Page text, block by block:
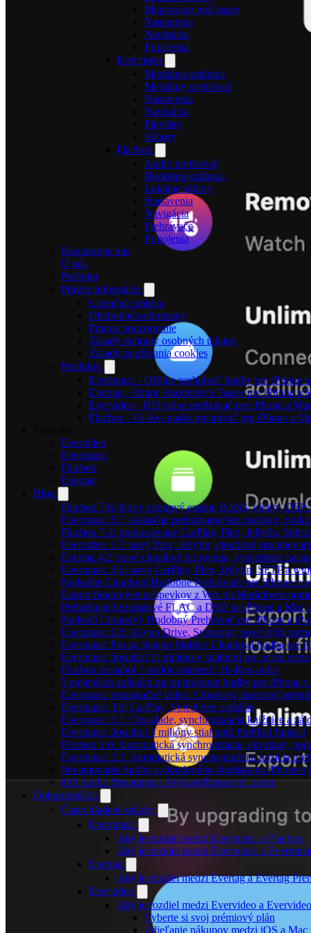
Mapovanie polí tagov
Nastavenia
Navigácia
Pripojenia
Evervideo
Mediálna knižnica
Mediálny prehrávač
Nastavenia
Navigácia
Playlisty
Súbory
Flacbox
Audio prehrávač
Hudobná knižnica
Lokálne súbory
Nastavenia
Navigácia
Prehrávače
Pripojenia
Kontaktujte nás
O nás
Podpora
Právne informácie
Licenčná zmluva
Obchodné podmienky
Právne upozornenie
Zásady ochrany osobných údajov
Zásady používania cookies
Produkty
Evermusic - Offline prehrávač hudby pre iPhone
Evertag - Editor Hudobných Tagov pre iPhone a
Evervideo - HD video prehrávač pre iPhone a
Flacbox - Hi-Res audio prehrávač pre iPhone a
Evervideo
Evermusic
Flacbox
Evertag
Blog
Flacbox 7.6: Nový zvukový engine BASS, efekty, DSP
Evermusic 8.7: skutočné prehrávanie bez medzier,
Flacbox 7.4: prepracované CarPlay, Plex, Jellyfin,
Evervideo 1.7: nový Plex, Jellyfin, cloudové
Evertag 4.2: nové cloudové pripojenia, vysvetlenie
Evermusic 8.6: nový CarPlay, Plex, Jellyfin, SFTP a
Najlepšie Cloudové Hudobné Prehrávače pre iPhone v
Export blogových príspevkov z Wix do Markdown
Prehrávajte bezstratové FLAC a DSD na iPhone a Mac
Najlepší Cloudový Hudobný Prehrávač pre iPhone a
Evermusic 6.8: Aliyun Drive, Synology, nové štýly
Evermusic Pro na Setapp Mobile: Cloudová hudba pre
Evermusic dosiahol 11 miliónov stiahnutí po celom svete
Flacbox dosiahol 1 milión stiahnutí: Hi-Res audio
5 najlepších aplikácií na prehrávanie hudby pre iPhone
Evermusic propagačné video: Cloudový hudobný
Evermusic 3.6: CarPlay, VoiceOver a ďalšie
Evermusic 3.1: Crossfade, synchronizácia knižnice a
Evermusic dosiahol 3 milióny stiahnutí: Prehľad funkcií
Flacbox 1.6: Automatická synchronizácia, ekvalizér,
Evermusic 2.3: Automatická synchronizácia, pozícia
Streamovanie hudby z cloudového úložiska na iPhone s
iOS Audio Streaming s AVAssetResourceLoader
Dokumentácia
Často kladené otázky
Evermusic
Aký je rozdiel medzi Evermusic a Flacbox
Aký je rozdiel medzi Evermusic a
Evertag
Aký je rozdiel medzi Evertag a Evertag
Evervideo
Aký je rozdiel medzi Evervideo a
Vyberte si svoj prémiový plán
Zdieľanie nákupov medzi iOS a Mac